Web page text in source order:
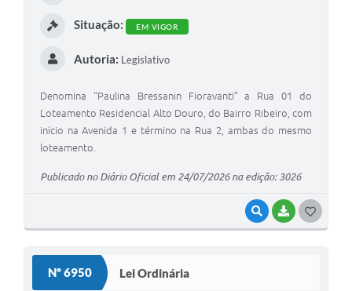
VISUALIZAR
BAIXAR
Situação: EM VIGOR
Autoria: Legislativo
Denomina “Paulina Bressanin Fioravanti” a Rua 01 do
Loteamento Residencial Alto Douro, do Bairro Ribeiro, com
início na Avenida 1 e término na Rua 2, ambas do mesmo
loteamento.
Publicado no Diário Oficial em 24/07/2026 na edição: 3026
Nº 6950 Lei Ordinária